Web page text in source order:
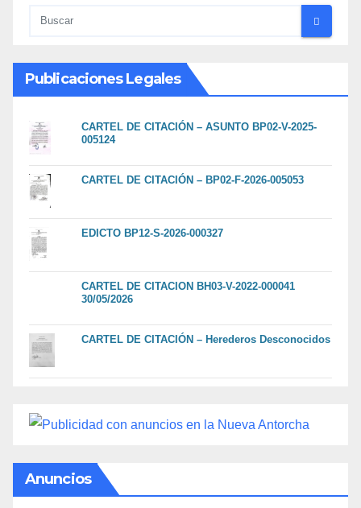
Publicaciones Legales
CARTEL DE CITACIÓN – ASUNTO BP02-V-2025-
005124
CARTEL DE CITACIÓN – BP02-F-2026-005053
EDICTO BP12-S-2026-000327
CARTEL DE CITACION BH03-V-2022-000041
30/05/2026
CARTEL DE CITACIÓN – Herederos Desconocidos
Anuncios